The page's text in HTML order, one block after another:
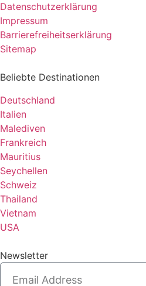
Datenschutzerklärung
Impressum
Barrierefreiheitserklärung
Sitemap
Beliebte Destinationen
Deutschland
Italien
Malediven
Frankreich
Mauritius
Seychellen
Schweiz
Thailand
Vietnam
USA
Newsletter